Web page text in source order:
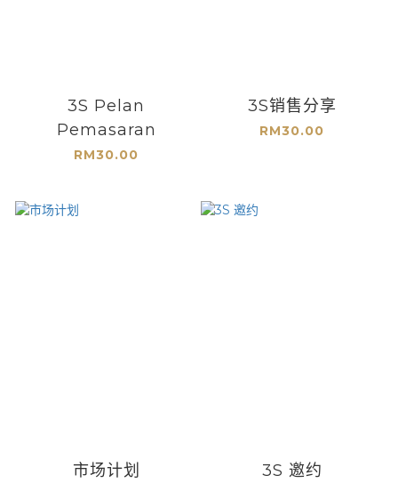
3S Pelan
Pemasaran
RM30.00
3S销售分享
RM30.00
市场计划 3S 邀约